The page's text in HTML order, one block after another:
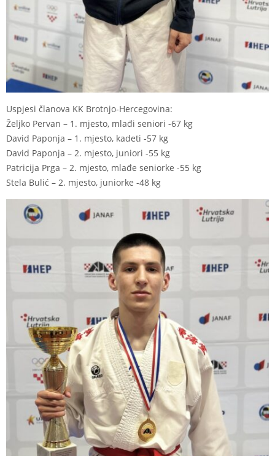
Uspjesi članova KK Brotnjo-Hercegovina:
Željko Pervan – 1. mjesto, mlađi seniori -67 kg
David Paponja – 1. mjesto, kadeti -57 kg
David Paponja – 2. mjesto, juniori -55 kg
Patricija Prga – 2. mjesto, mlađe seniorke -55 kg
Stela Bulić – 2. mjesto, juniorke -48 kg